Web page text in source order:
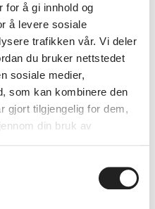
for å gi innhold og
å levere sosiale
trafikken vår. Vi deler
du bruker nettstedet
sosiale medier,
som kan kombinere den
gjort tilgjengelig for dem,
din bruk av
narkoman.
det var så
Dette
seg selv. Samme
ble det vanskelig
utenfor NAV